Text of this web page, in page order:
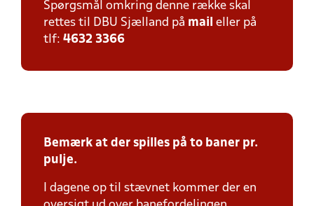
Spørgsmål omkring denne række skal
rettes til DBU Sjælland på mail eller på
tlf: 4632 3366
Bemærk at der spilles på to baner pr.
pulje.
I dagene op til stævnet kommer der en